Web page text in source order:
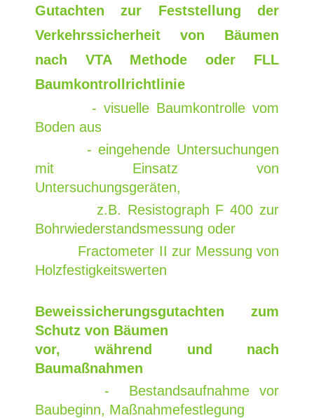
Gutachten zur Feststellung der
Verkehrssicherheit von Bäumen
nach VTA Methode oder FLL
Baumkontrollrichtlinie
- visuelle Baumkontrolle vom
Boden aus
- eingehende Untersuchungen
mit Einsatz von
Untersuchungsgeräten,
z.B. Resistograph F 400 zur
Bohrwiederstandsmessung oder
Fractometer II zur Messung von
Holzfestigkeitswerten
Beweissicherungsgutachten zum
Schutz von Bäumen
vor, während und nach
Baumaßnahmen
- Bestandsaufnahme vor
Baubeginn, Maßnahmefestlegung